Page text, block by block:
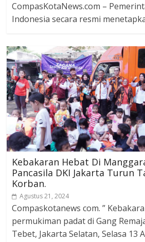
CompasKotaNews.com –
Indonesia secara resmi
Kebakaran Hebat Di
Pancasila DKI Jakarta Turun
Korban.
Agustus 21, 2024
Compaskotanews com. ”
permukiman padat di Gang
Tebet, Jakarta Selatan, Selasa 13